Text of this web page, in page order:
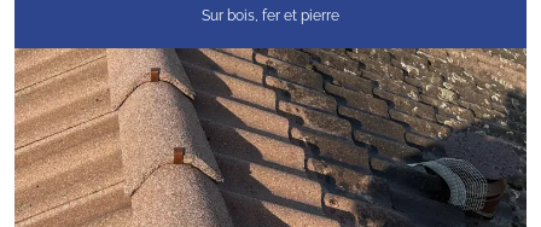
Sur bois, fer et pierre